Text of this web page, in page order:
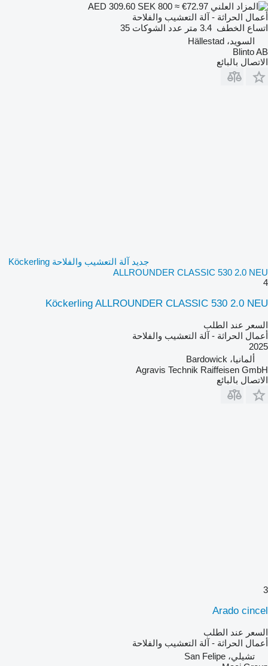
SEK 800 ≈ €72.97
أعمال الحراثة - آلة التعشيب والفلاحة
اتساع الخطف 3.4 متر عدد الشوكات 35
السويد، Hällestad
Blinto AB
الاتصال بالبائع
جديد آلة التعشيب والفلاحة Köckerling
ALLROUNDER CLASSIC 530 2.0 NEU
4
Köckerling ALLROUNDER CLASSIC 530 2.0 NEU
السعر عند الطلب
أعمال الحراثة - آلة التعشيب والفلاحة
2025
ألمانيا، Bardowick
Agravis Technik Raiffeisen GmbH
الاتصال بالبائع
3
Arado cincel
السعر عند الطلب
أعمال الحراثة - آلة التعشيب والفلاحة
تشيلي، San Felipe